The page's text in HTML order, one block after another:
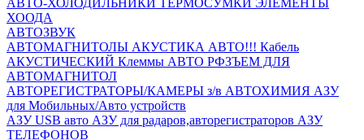
АВТО-ХОЛОДИЛЬНИКИ ТЕРМОСУМКИ ЭЛЕМЕНТЫ
ХООДА
АВТОЗВУК
АВТОМАГНИТОЛЫ АКУСТИКА АВТО!!! Кабель
АКУСТИЧЕСКИЙ Клеммы АВТО РФЗЪЕМ ДЛЯ
АВТОМАГНИТОЛ
АВТОРЕГИСТРАТОРЫ/КАМЕРЫ з/в АВТОХИМИЯ АЗУ
для Мобильных/Авто устройств
АЗУ USB авто АЗУ для радаров,авторегистраторов АЗУ
ТЕЛЕФОНОВ